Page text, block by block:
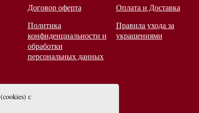
(cookies) с
Договор оферта
Политика
конфиденциальности и
обработки
персональных данных
Оплата и Доставка
Правила ухода за
украшениями